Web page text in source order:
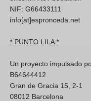
NIF: G66433111
info[at]espronceda.net
* PUNTO LILA *
Un proyecto impulsado
B64644412
Gran de Gracia 15, 2-1
08012 Barcelona